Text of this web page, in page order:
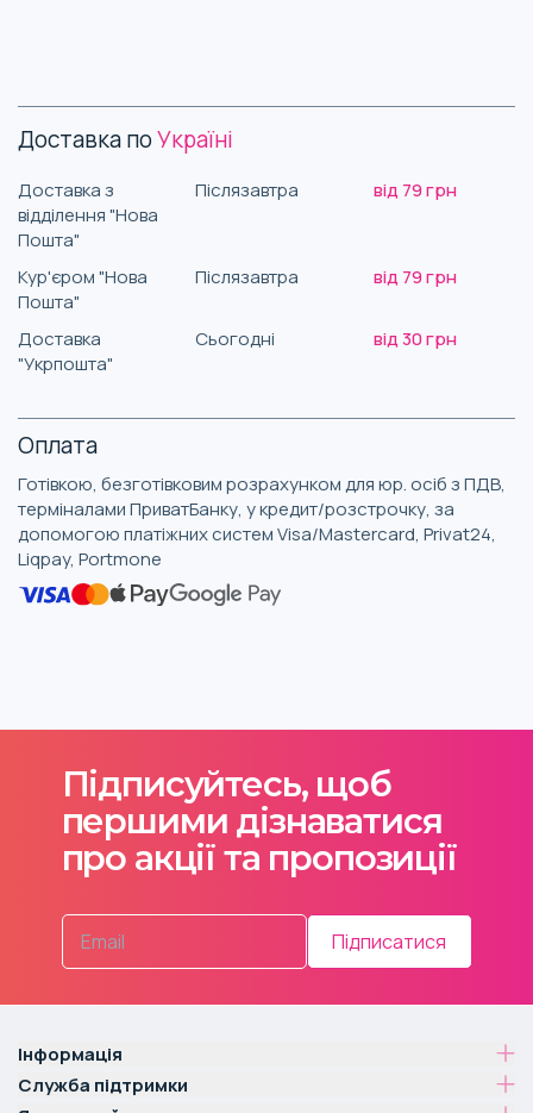
Доставка поУкраїні
Доставка з
відділення "Нова
Пошта"
Післязавтра від 79 грн
Кур'єром "Нова
Пошта"
Післязавтра від 79 грн
Доставка
"Укрпошта"
Сьогодні від 30 грн
Оплата
Готівкою, безготівковим розрахунком для юр. осіб з ПДВ,
терміналами ПриватБанку, у кредит/розстрочку, за
допомогою платіжних систем Visa/Mastercard, Privat24,
Liqpay, Portmone
Підписуйтесь, щоб
першими дізнаватися
про акції та пропозиції
Підписатися
Інформація
Служба підтримки